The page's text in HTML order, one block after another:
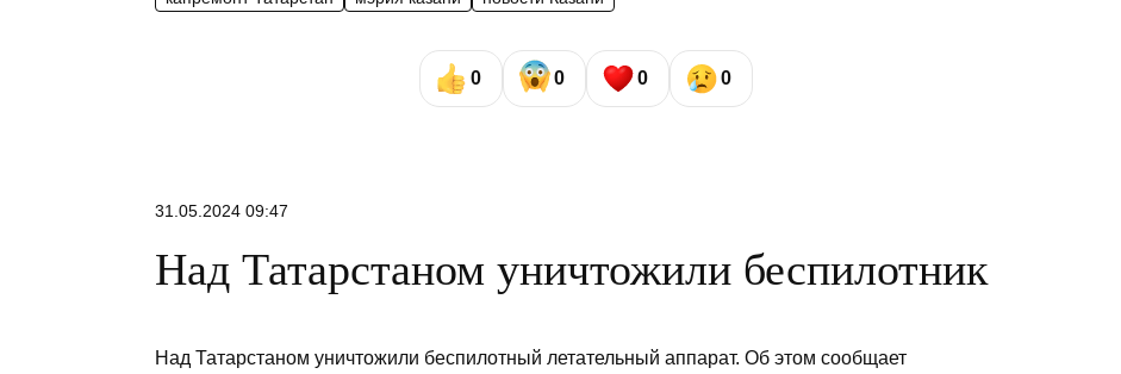
0 0 0 0
31.05.2024 09:47
Над Татарстаном уничтожили беспилотник
Над Татарстаном уничтожили беспилотный летательный аппарат. Об этом сообщает